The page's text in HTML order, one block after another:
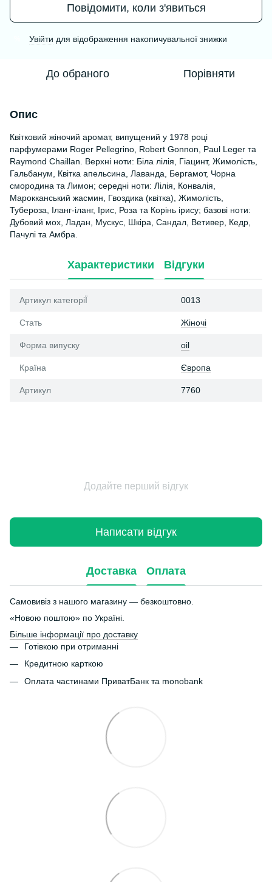
Повідомити, коли з'явиться
Увійти для відображення накопичувальної знижки
До обраного Порівняти
Опис
Квітковий жіночий аромат, випущений у 1978 році
парфумерами Roger Pellegrino, Robert Gonnon, Paul Leger та
Raymond Chaillan. Верхні ноти: Біла лілія, Гіацинт, Жимолість,
Гальбанум, Квітка апельсина, Лаванда, Бергамот, Чорна
смородина та Лимон; середні ноти: Лілія, Конвалія,
Марокканський жасмин, Гвоздика (квітка), Жимолість,
Тубероза, Іланг-іланг, Ірис, Роза та Корінь ірису; базові ноти:
Дубовий мох, Ладан, Мускус, Шкіра, Сандал, Ветивер, Кедр,
Пачулі та Амбра.
Характеристики Відгуки
Артикул категоріЇ 0013
Стать Жіночі
Форма випуску oil
Країна Європа
Артикул 7760
Додайте перший відгук
Написати відгук
Доставка Оплата
Самовивіз з нашого магазину — безкоштовно.
«Новою поштою» по Україні.
Більше інформації про доставку
Готівкою при отриманні
Кредитною карткою
Оплата частинами ПриватБанк та monobank